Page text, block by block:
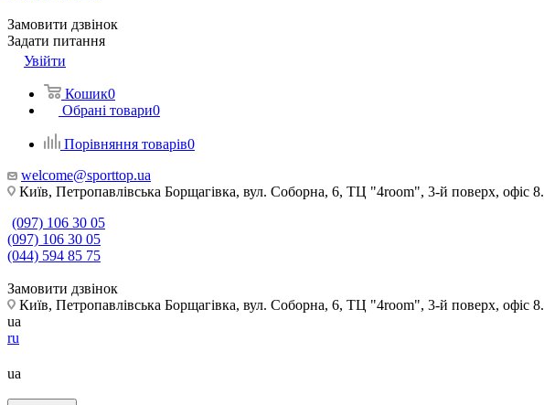
Замовити дзвінок
Задати питання
Увійти
Кошик0
Обрані товари0
Порівняння товарів0
welcome@sporttop.ua
Київ, Петропавлівська Борщагівка, вул. Соборна, 6, ТЦ "4room", 3-й поверх, офіс 8.
(097) 106 30 05
(097) 106 30 05
(044) 594 85 75
Замовити дзвінок
Київ, Петропавлівська Борщагівка, вул. Соборна, 6, ТЦ "4room", 3-й поверх, офіс 8.
ua
ru
ua